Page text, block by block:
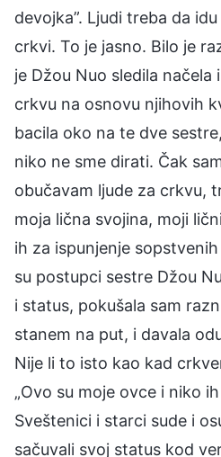
devojka”. Ljudi treba da
crkvi. To je jasno. Bilo je
je Džou Nuo sledila načela
crkvu na osnovu njihovih
bacila oko na te dve
niko ne sme dirati. Čak
obučavam ljude za crkvu,
moja lična svojina, moji
ih za ispunjenje
su postupci sestre Džou
i status, pokušala sam
stanem na put, i davala
Nije li to isto kao kad
„Ovo su moje ovce i niko
Sveštenici i starci sude i
sačuvali svoj status kod